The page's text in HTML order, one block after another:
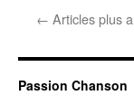
← Articles plus
Passion Chanson